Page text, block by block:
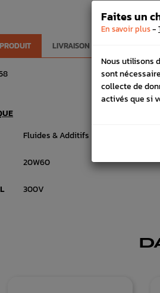
LIVRAISON
Fluides & Additifs
20W60
300V
Faites un
En savoir plus-
Nous utilisons
sont
collecte de
activés que si